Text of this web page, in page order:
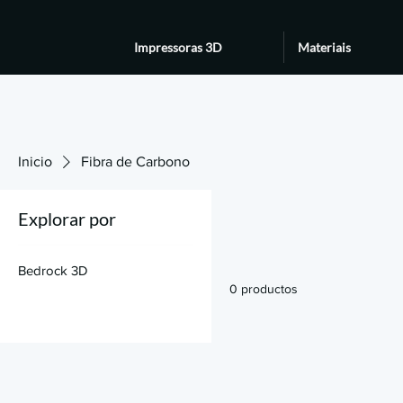
Impressoras 3D Materiais
Inicio Fibra de Carbono
Explorar por
Bedrock 3D
0 productos